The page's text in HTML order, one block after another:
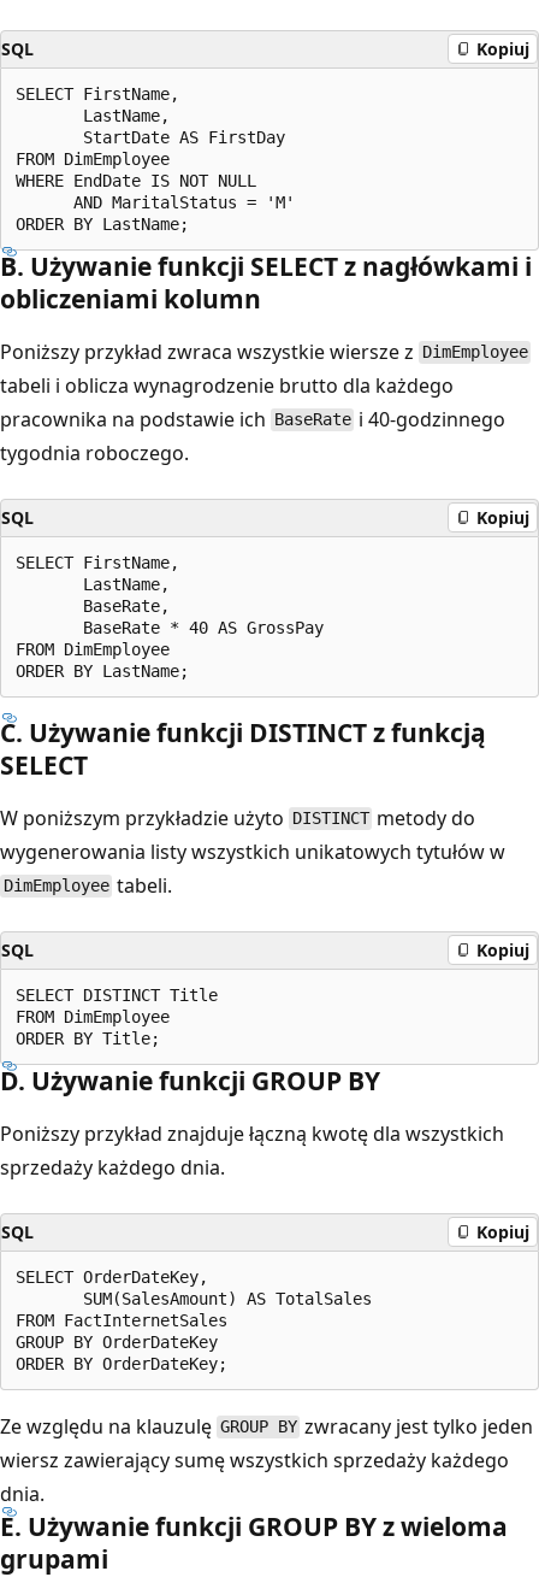
SQL Kopiuj
SELECT FirstName,
       LastName,
       StartDate AS FirstDay
FROM DimEmployee
WHERE EndDate IS NOT NULL
      AND MaritalStatus = 'M'
B. Używanie funkcji SELECT z nagłówkami i
obliczeniami kolumn
Poniższy przykład zwraca wszystkie wiersze z DimEmployee
tabeli i oblicza wynagrodzenie brutto dla każdego
pracownika na podstawie ich BaseRate i 40-godzinnego
tygodnia roboczego.
SQL Kopiuj
SELECT FirstName,
       LastName,
       BaseRate,
       BaseRate * 40 AS GrossPay
FROM DimEmployee
C. Używanie funkcji DISTINCT z funkcją
SELECT
W poniższym przykładzie użyto DISTINCT metody do
wygenerowania listy wszystkich unikatowych tytułów w
DimEmployee tabeli.
SQL Kopiuj
SELECT DISTINCT Title
FROM DimEmployee
D. Używanie funkcji GROUP BY
Poniższy przykład znajduje łączną kwotę dla wszystkich
sprzedaży każdego dnia.
SQL Kopiuj
SELECT OrderDateKey,
       SUM(SalesAmount) AS TotalSales
FROM FactInternetSales
GROUP BY OrderDateKey
Ze względu na klauzulę GROUP BY zwracany jest tylko jeden
wiersz zawierający sumę wszystkich sprzedaży każdego
dnia.
E. Używanie funkcji GROUP BY z wieloma
grupami